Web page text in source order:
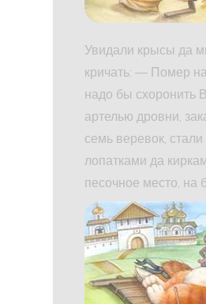
Увидали крысы да
кричать: — Помер
надо бы схоронить
артелью дровни,
семь веревок,
лопатками да
песочное место, на